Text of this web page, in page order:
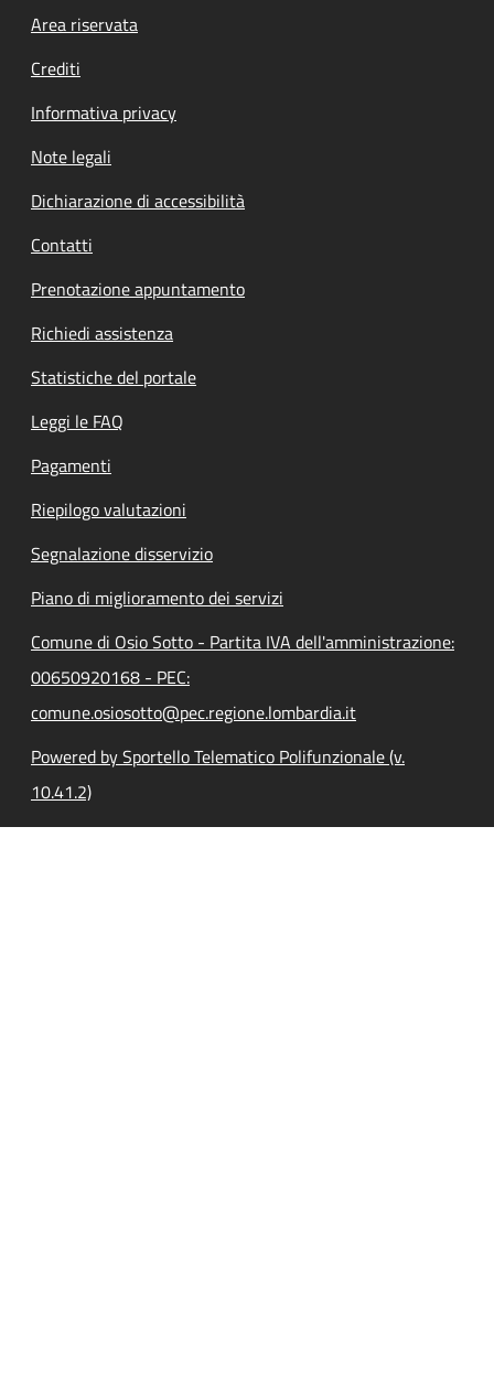
Footer menu
Area riservata
Crediti
Informativa privacy
Note legali
Dichiarazione di accessibilità
Contatti
Prenotazione appuntamento
Richiedi assistenza
Statistiche del portale
Leggi le FAQ
Pagamenti
Riepilogo valutazioni
Segnalazione disservizio
Piano di miglioramento dei servizi
Comune di Osio Sotto - Partita IVA dell'amministrazione:
00650920168 - PEC:
comune.osiosotto@pec.regione.lombardia.it
Powered by Sportello Telematico Polifunzionale (v.
10.41.2)